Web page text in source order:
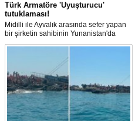
Türk Armatöre 'Uyuşturucu'
tutuklaması!
Midilli ile Ayvalık arasında sefer yapan
bir şirketin sahibinin Yunanistan'da
tutuklandığı bildirildi.